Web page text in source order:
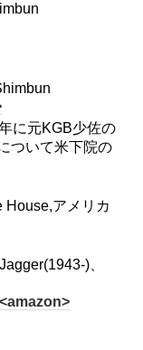
に元KGB少佐の
ついて米下院の
House,アメリカ
)、
<amazon>